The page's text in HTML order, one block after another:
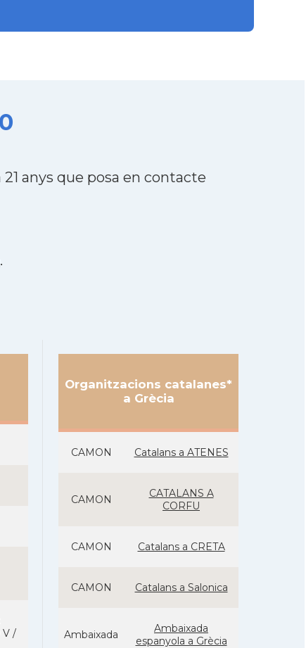
anys que posa en contacte
.
V /
Organitzacions catalanes*
a Grècia
CAMON Catalans a ATENES
CAMON
CATALANS A
CORFU
CAMON Catalans a CRETA
CAMON Catalans a Salonica
Ambaixada
Ambaixada
espanyola a Grècia